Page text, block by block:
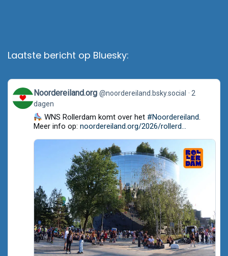
Laatste bericht op Bluesky:
View
post
by
Noordereiland.org
Bluesky
Noordereiland.org @noordereiland.bsky.social
2
dagen
WNS Rollerdam komt over het #Noordereiland.
Meer info op: noordereiland.org/2026/rollerd...